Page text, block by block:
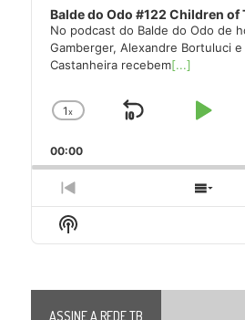
Balde do Odo #122 Children of
No podcast do Balde do Odo de
Gamberger, Alexandre Bortuluci e
Castanheira recebem[...]
Change
Rate
1x
Skip
Play
00:00
Previous
Episode
Show
Show
Podcast
ASSINE A REDE TB